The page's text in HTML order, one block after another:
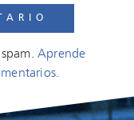
Aprende